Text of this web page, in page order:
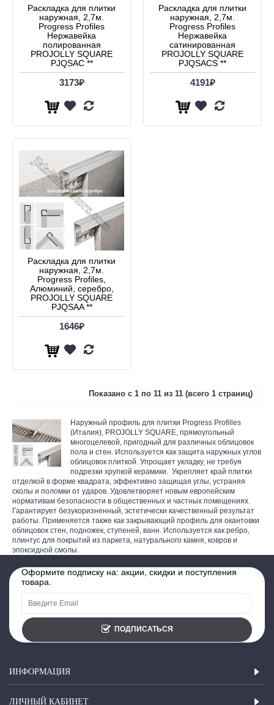
Раскладка для плитки
наружная, 2,7м.
Progress Profiles
Нержавейка
полированная
PROJOLLY SQUARE
PJQSAC **
3173₽
Раскладка для плитки
наружная, 2,7м.
Progress Profiles
Нержавейка
сатинированная
PROJOLLY SQUARE
PJQSACS **
4191₽
Раскладка для плитки
наружная, 2,7м.
Progress Profiles,
Алюминий, серебро,
PROJOLLY SQUARE
PJQSAA **
1646₽
Показано с 1 по 11 из 11 (всего 1 страниц)
Наружный профиль для плитки Progress Profilles
(Италия), PROJOLLY SQUARE, прямоугольный
многоцелевой, пригодный для различных облицовок
пола и стен. Используется как защита наружных углов
облицовок плиткой. Упрощает укладку, не требуя
подрезки хрупкой керамики. Укрепляет край плитки
отделкой в форме квадрата, эффективно защищая углы, устраняя
сколы и поломки от ударов. Удовлетворяет новым европейским
нормативам безопасности в общественных и частных помещениях.
Гарантирует безукоризненный, эстетически качественный результат
работы. Применяется также как закрывающий профиль для окантовки
облицовок стен, подножек, ступеней, ванн. Используется как ребро,
плинтус для покрытий из паркета, натурального камня, ковров и
эпоксидной смолы.
Оформите подписку на: акции, скидки и поступления
товара.
ПОДПИСАТЬСЯ
ИНФОРМАЦИЯ
ЛИЧНЫЙ КАБИНЕТ